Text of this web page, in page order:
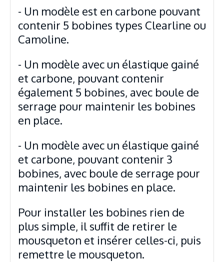
- Un modèle est en carbone pouvant
contenir 5 bobines types Clearline ou
Camoline.
- Un modèle avec un élastique gainé
et carbone, pouvant contenir
également 5 bobines, avec boule de
serrage pour maintenir les bobines
en place.
- Un modèle avec un élastique gainé
et carbone, pouvant contenir 3
bobines, avec boule de serrage pour
maintenir les bobines en place.
Pour installer les bobines rien de
plus simple, il suffit de retirer le
mousqueton et insérer celles-ci, puis
remettre le mousqueton.